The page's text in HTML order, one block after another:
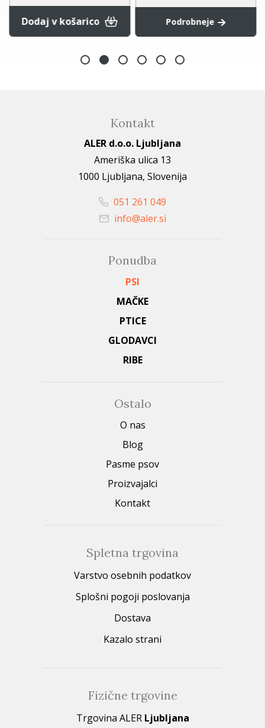
Dodaj v košarico Podrobneje
Kontakt
ALER d.o.o. Ljubljana
Ameriška ulica 13
1000 Ljubljana, Slovenija
051 261 049
info@aler.si
Ponudba
PSI
MAČKE
PTICE
GLODAVCI
RIBE
Ostalo
O nas
Blog
Pasme psov
Proizvajalci
Kontakt
Spletna trgovina
Varstvo osebnih podatkov
Splošni pogoji poslovanja
Dostava
Kazalo strani
Fizične trgovine
Trgovina ALER Ljubljana